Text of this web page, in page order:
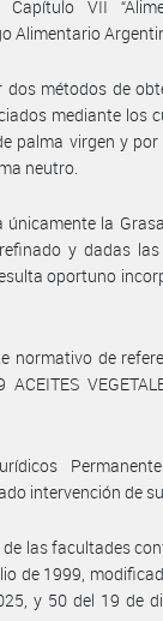
VII
Alimentario
dos métodos de
mediante los
palma virgen y
neutro.
únicamente la
y dadas
oportuno
normativo de
intervención de
las facultades
de 1999,
y 50 del 19 de